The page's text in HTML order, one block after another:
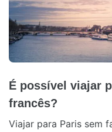
É possível viajar
francês?
Viajar para Paris sem